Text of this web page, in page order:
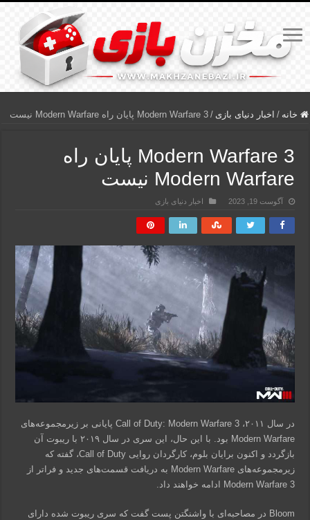
خانه / اخبار دنیای بازی / Modern Warfare 3 پایان راه Modern Warfare نیست
Modern Warfare 3 پایان راه
Modern Warfare نیست
آگوست 19, 2023 اخبار دنیای بازی
در سال ۲۰۱۱، Call of Duty: Modern Warfare 3 پایانی بر زیرمجموعه‌های
Modern Warfare بود. با این حال، این سری در سال ۲۰۱۹ با ریبوت آن
بازگردد و اکنون برایان بلوم، کارگردان روایی Call of Duty، گفته که
زیرمجموعه‌های Modern Warfare به دریافت قسمت‌های جدید و فراتر از
Modern Warfare 3 ادامه خواهند داد.
Bloom در مصاحبه‌ای با واشنگتن پست گفت که سری ریبوت شده دارای